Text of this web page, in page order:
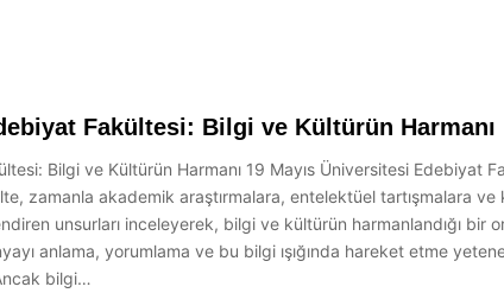
Fakültesi: Bilgi ve Kültürün Harmanı
Bilgi ve Kültürün Harmanı 19 Mayıs Üniversitesi Edebiyat
zamanla akademik araştırmalara, entelektüel tartışmalara
unsurları inceleyerek, bilgi ve kültürün harmanlandığı
anlama, yorumlama ve bu bilgi ışığında hareket etme
bilgi…